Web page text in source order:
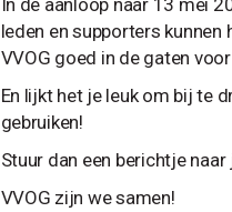
In de aanloop naar 13 mei
leden en supporters
VVOG goed in de gaten
En lijkt het je leuk om bij te
gebruiken!
Stuur dan een berichtje naar
VVOG zijn we samen!